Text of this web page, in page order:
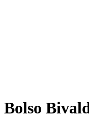
Bolso